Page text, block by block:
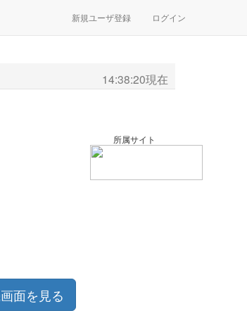
新規ユーザ登録 ログイン
14:38:20現在
所属サイト
面を見る